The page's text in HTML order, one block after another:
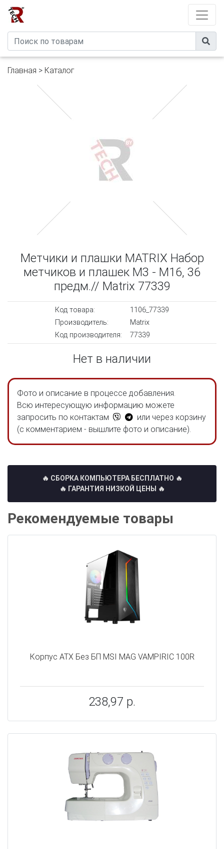
Главная > Каталог
Метчики и плашки MATRIX Набор
метчиков и плашек М3 - М16, 36
предм.// Matrix 77339
Код товара:
1106_77339
Производитель:
Matrix
Код производителя:
77339
Нет в наличии
Фото и описание в процессе добавления.
Всю интересующую информацию можете
запросить по контактам
или через корзину
(с комментарием - вышлите фото и описание).
🔥 СБОРКА КОМПЬЮТЕРА БЕСПЛАТНО 🔥
🔥 ГАРАНТИЯ НИЗКОЙ ЦЕНЫ 🔥
Рекомендуемые товары
Корпус ATX Без БП MSI MAG VAMPIRIC 100R
238,97 р.